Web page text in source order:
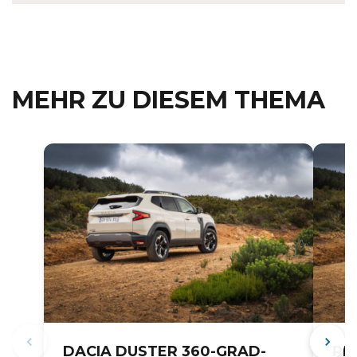
MEHR ZU DIESEM THEMA
DACIA DUSTER 360-GRAD-